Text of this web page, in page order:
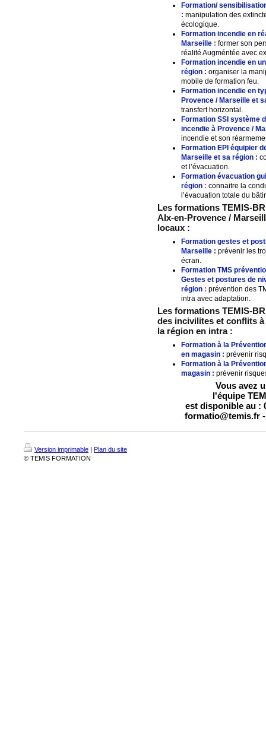
Formation/
: manipulation des
écologique.
Formation incendie en
Marseille : former son
réalité Augméntée avec
Formation incendie en
région : organiser la
mobile de formation feu.
Formation incendie en
Provence / Marseille et
transfert horizontal.
Formation SSI système
incendie à Provence /
incendie et son
Formation EPI équipier
Marseille et sa région :
et l’évacuation.
Formation évacuation
région : connaitre la
l’évacuation totale du
Les formations TEMIS-
AIx-en-Provence /
locaux :
Formation gestes et
Marseille : prévenir les
écran.
Formation TMS
Gestes et postures de
région : prévention des
intra avec adaptation.
Les formations TEMIS-
des incivilites et conflits
la région en intra :
Formation à la
en magasin : prévenir
Formation à la
magasin : prévenir
Vous avez
l'équipe
est disponible au :
formatio@temis.fr
Version imprimable
Plan du site
© TEMIS FORMATION